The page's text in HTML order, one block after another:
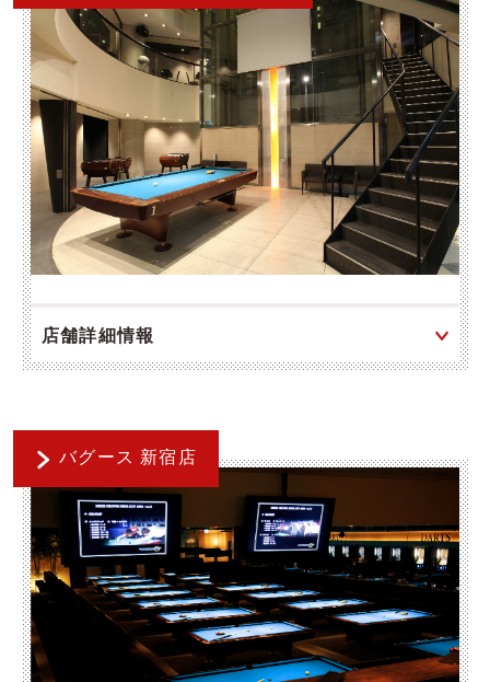
店舗詳細情報
バグース 新宿店